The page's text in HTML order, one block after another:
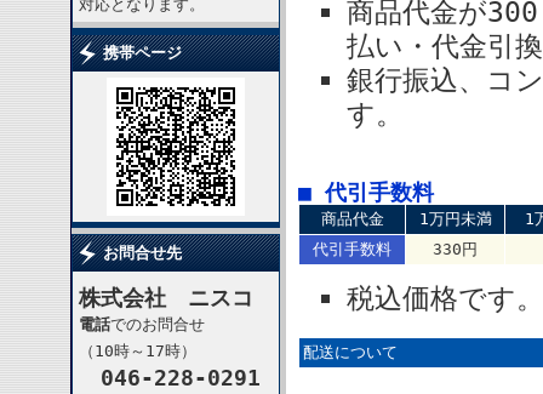
対応となります。
携帯ページ
お問合せ先
株式会社 ニスコ
電話でのお問合せ
（10時～17時）
046-228-0291
商品代金が
払い・代金引
銀行振込、コ
す。
■ 代引手数料
商品代金 1万円未満
1
代引手数料
330円
税込価格です。
配送について